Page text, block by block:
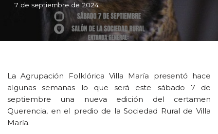
7 de septiembre de 2024
La Agrupación Folklórica Villa María presentó hace
algunas semanas lo que será este sábado 7 de
septiembre una nueva edición del certamen
Querencia, en el predio de la Sociedad Rural de Villa
María.